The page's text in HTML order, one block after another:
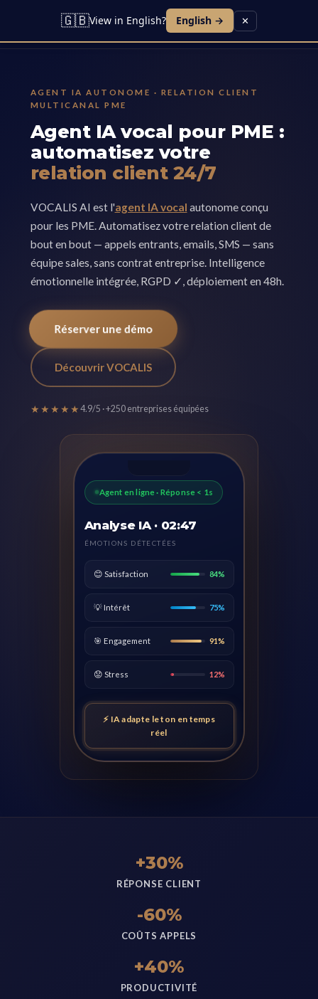
AGENT IA AUTONOME · RELATION CLIENT
MULTICANAL PME
Agent IA vocal pour PME :
automatisez votre
relation client 24/7
VOCALIS AI est l'agent IA vocal autonome conçu
pour les PME. Automatisez votre relation client de
bout en bout — appels entrants, emails, SMS — sans
équipe sales, sans contrat entreprise. Intelligence
émotionnelle intégrée, RGPD ✓, déploiement en 48h.
Réserver une démo
Découvrir VOCALIS
★★★★★ 4.9/5 · +250 entreprises équipées
Agent en ligne · Réponse < 1s
Analyse IA · 02:47
ÉMOTIONS DÉTECTÉES
😊 Satisfaction 84%
💡 Intérêt 75%
🎯 Engagement 91%
😟 Stress 12%
⚡ IA adapte le ton en temps
réel
+30%
RÉPONSE CLIENT
-60%
COÛTS APPELS
+40%
PRODUCTIVITÉ
🇬🇧View in English? English → ✕